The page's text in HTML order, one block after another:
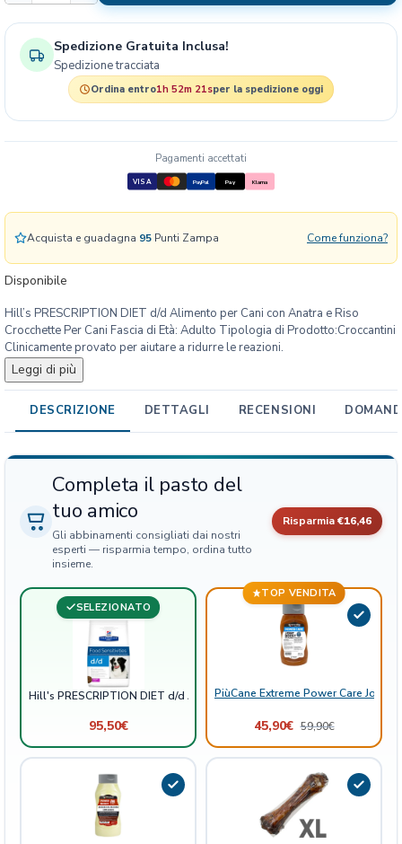
Disponibile
Hill’s PRESCRIPTION DIET d/d Alimento per Cani con Anatra e Riso
Crocchette Per Cani Fascia di Età: Adulto Tipologia di Prodotto:Croccantini
Clinicamente provato per aiutare a ridurre le reazioni.
Leggi di più
l
'
s
T
I
O
N
D
I
E
T
d
A
l
i
e
n
o
a
c
Spedizione Gratuita Inclusa!
Spedizione tracciata
Ordina entro1h 52m 20sper la spedizione oggi
Acquista e guadagna 95 Punti Zampa Come funziona?
Pagamenti accettati
VISA PayPal Pay Klarna
DESCRIZIONE DETTAGLI RECENSIONI
Completa il pasto del
tuo amico
Gli abbinamenti consigliati dai nostri
esperti — risparmia tempo, ordina tutto
insieme.
Risparmia€16,46
SELEZIONATO
Hill's PRESCRIPTION DIET d/d Alimento per Cani con Anatra e Riso
95,50€
TOP VENDITA
PiùCane Extreme Power Care Joint
45,90€ 59,90€